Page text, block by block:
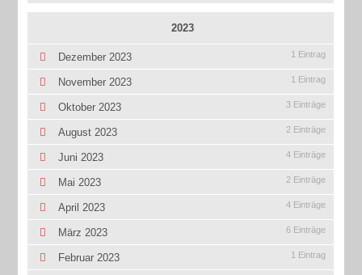
2023
Dezember 2023 1 Eintrag
November 2023 1 Eintrag
Oktober 2023 3 Einträge
August 2023 2 Einträge
Juni 2023 4 Einträge
Mai 2023 2 Einträge
April 2023 4 Einträge
März 2023 6 Einträge
Februar 2023 1 Eintrag